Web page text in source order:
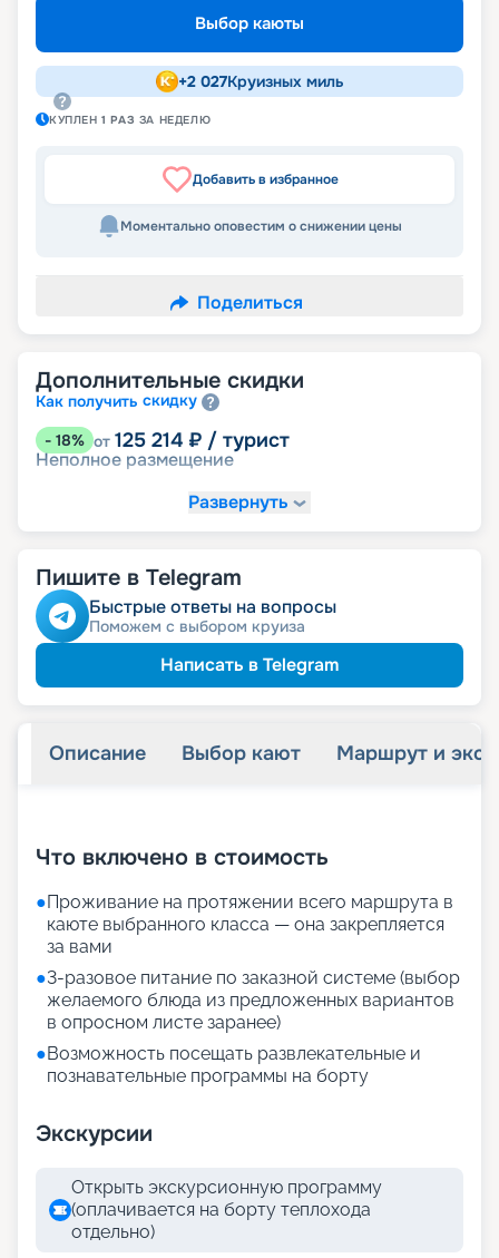
Выбор каюты
+2 027Круизных миль
КУПЛЕН1 РАЗ ЗА НЕДЕЛЮ
Добавить в избранное
Моментально оповестим о снижении цены
Поделиться
Дополнительные скидки
Как получить скидку
- 18% от 125 214 ₽ / турист
Неполное размещение
Развернуть
Пишите в Telegram
Быстрые ответы на вопросы
Поможем с выбором круиза
Написать в Telegram
Описание Выбор кают Маршрут и
Что включено в стоимость
●Проживание на протяжении всего маршрута в
каюте выбранного класса — она закрепляется
за вами
●3-разовое питание по заказной системе (выбор
желаемого блюда из предложенных вариантов
в опросном листе заранее)
●Возможность посещать развлекательные и
познавательные программы на борту
Экскурсии
Открыть экскурсионную программу
(оплачивается на борту теплохода
отдельно)